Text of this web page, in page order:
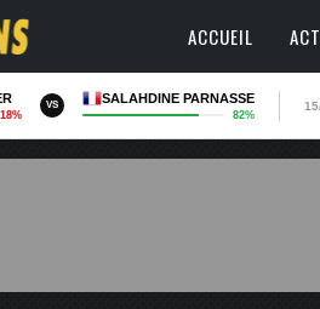
ACCUEIL
18%
VS SALAHDINE PARNASSE
82%